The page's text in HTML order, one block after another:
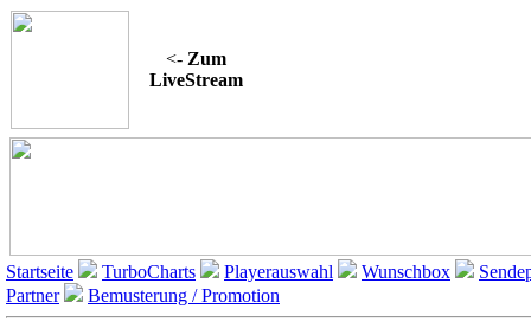
<- Zum
LiveStream
Startseite TurboCharts Playerauswahl Wunschbox
Partner
Bemusterung / Promotion